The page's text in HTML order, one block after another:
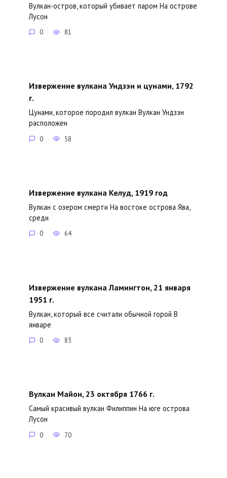
Вулкан-остров, который убивает паром На острове
Лусон
0 81
Извержение вулкана Ундзэн и цунами, 1792
г.
Цунами, которое породил вулкан Вулкан Ундзэн
расположен
0 58
Извержение вулкана Келуд, 1919 год
Вулкан с озером смерти На востоке острова Ява,
среди
0 64
Извержение вулкана Ламингтон, 21 января
1951 г.
Вулкан, который все считали обычной горой В
январе
0 83
Вулкан Майон, 23 октября 1766 г.
Самый красивый вулкан Филиппин На юге острова
Лусон
0 70